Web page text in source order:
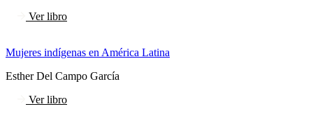
Ver libro
Mujeres indígenas en América Latina
Esther Del Campo García
Ver libro